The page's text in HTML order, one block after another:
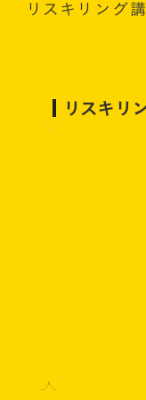
リスキリング
リスキリ